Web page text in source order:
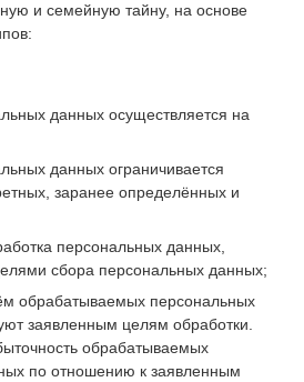
и семейную тайну, на основе
данных осуществляется на
данных ограничивается
заранее определённых и
персональных данных,
сбора персональных данных;
обрабатываемых персональных
заявленным целям обработки.
обрабатываемых
по отношению к заявленным